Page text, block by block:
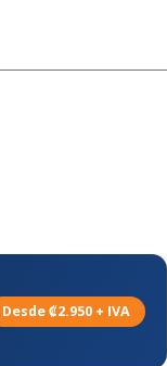
Desde ₡2.950 + IVA